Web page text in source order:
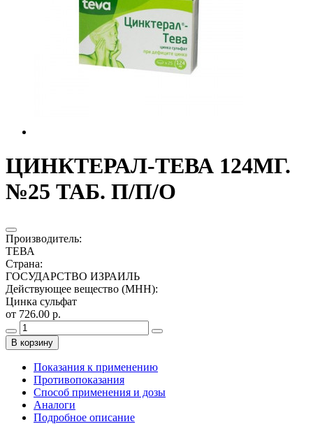
ЦИНКТЕРАЛ-ТЕВА 124МГ.
№25 ТАБ. П/П/О
Производитель:
ТЕВА
Страна:
ГОСУДАРСТВО ИЗРАИЛЬ
Действующее вещество (МНН):
Цинка сульфат
от 726.00 р.
В корзину
Показания к применению
Противопоказания
Способ применения и дозы
Аналоги
Подробное описание